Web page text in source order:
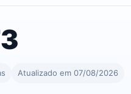
Atualizado em 07/08/2026